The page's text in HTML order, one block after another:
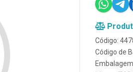
Código:
Código de